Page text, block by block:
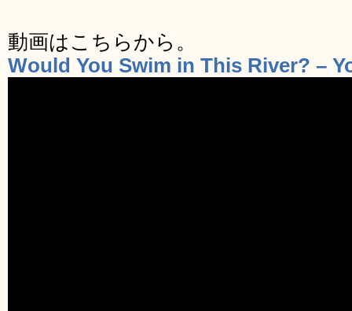
動画はこちらから。
Would You Swim in This River? –